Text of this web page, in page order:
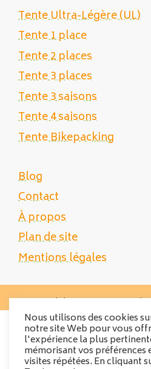
Tente Ultra-Légère (UL)
Tente 1 place
Tente 2 places
Tente 3 places
Tente 3 saisons
Tente 4 saisons
Tente Bikepacking
Blog
Contact
À propos
Plan de site
Mentions légales
Copyright 2025 Tente Trek
Nous utilisons des cookies
notre site Web pour vous
l'expérience la plus
mémorisant vos préférences
visites répétées. En cliquant